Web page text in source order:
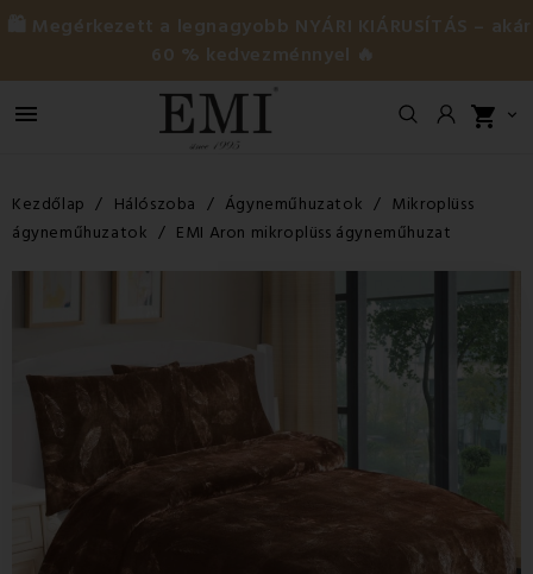
🛍️ Megérkezett a legnagyobb NYÁRI KIÁRUSÍTÁS – akár
60 % kedvezménnyel 🔥
 shopping_cart 
Kezdőlap Hálószoba Ágyneműhuzatok
Mikroplüss
ágyneműhuzatok
EMI Aron mikroplüss ágyneműhuzat